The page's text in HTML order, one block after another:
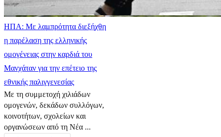
ΗΠΑ: Με λαμπρότητα διεξήχθη
η παρέλαση της ελληνικής
ομογένειας στην καρδιά του
Μανχάταν για την επέτειο της
εθνικής παλιγγενεσίας
Με τη συμμετοχή χιλιάδων
ομογενών, δεκάδων συλλόγων,
κοινοτήτων, σχολείων και
οργανώσεων από τη Νέα ...